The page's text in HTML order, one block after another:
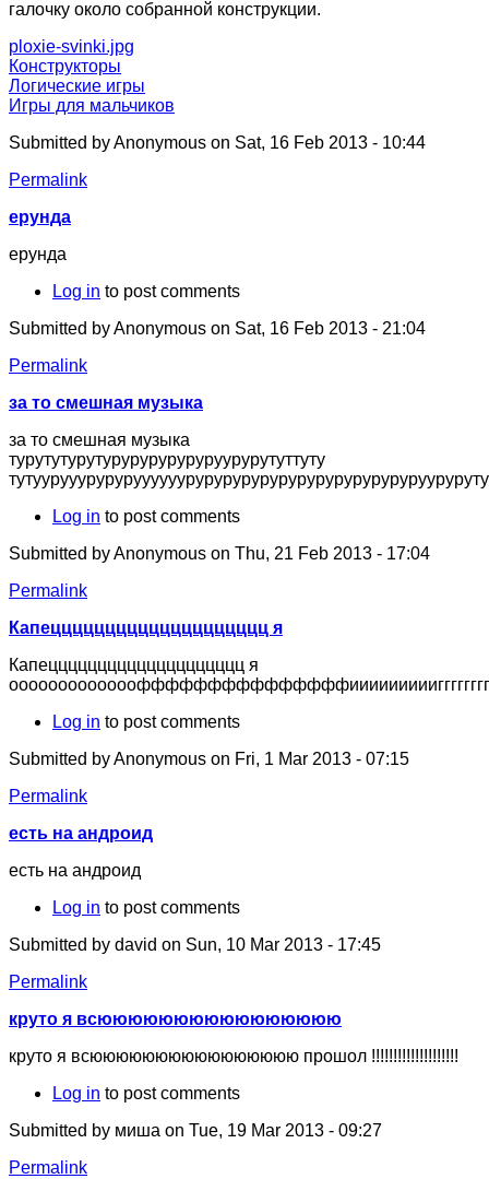
галочку около собранной конструкции.
ploxie-svinki.jpg
Конструкторы
Логические игры
Игры для мальчиков
Submitted byAnonymous on Sat, 16 Feb 2013 - 10:44
Permalink
ерунда
ерунда
Log in to post comments
Submitted byAnonymous on Sat, 16 Feb 2013 - 21:04
Permalink
за то смешная музыка
за то смешная музыка
турутутурутуруруруруруруурурутуттуту
Log in to post comments
Submitted byAnonymous on Thu, 21 Feb 2013 - 17:04
Permalink
Капецццццццццццццццццццц я
Капецццццццццццццццццццц я
Log in to post comments
Submitted byAnonymous on Fri, 1 Mar 2013 - 07:15
Permalink
есть на андроид
есть на андроид
Log in to post comments
Submitted by david on Sun, 10 Mar 2013 - 17:45
Permalink
круто я всюююююююююююююююю
круто я всюююююююююююююююю прошол !!!!!!!!!!!!!!!!!!!!
Log in to post comments
Submitted by миша on Tue, 19 Mar 2013 - 09:27
Permalink